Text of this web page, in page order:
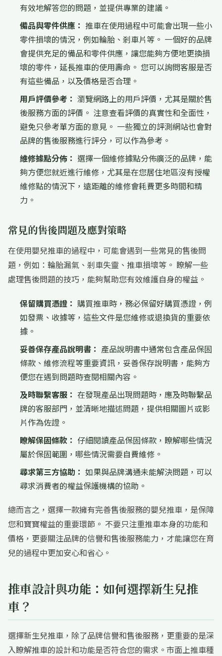
有效地解答您的問題，並提供專業的建議。
備品與零件供應： 推車在使用過程中可能會出現一些小
零件損壞的情況，例如輪胎、剎車片等。 一個好的品牌
會提供充足的備品和零件供應，讓您能夠方便地更換損
壞的零件，延長推車的使用壽命。 您可以詢問客服是否
有這些備品，以及價格是否合理。
用戶評價參考： 瀏覽網路上的用戶評價，尤其是關於售
後服務方面的評價。 注意查看評價的真實性和全面性，
避免只參考單方面的意見。 一些獨立的評測網站也會對
品牌的售後服務進行評分，可以作為參考。
維修據點分佈： 選擇一個維修據點分佈廣泛的品牌，能
夠方便您就近進行維修，尤其是在您居住地區沒有授權
維修點的情況下，遠距離的維修會耗費更多時間和精
力。
常見的售後問題及應對策略
在使用嬰兒推車的過程中，可能會遇到一些常見的售後問
題，例如：輪胎漏氣、剎車失靈、推車損壞等。 瞭解一些
處理售後問題的技巧，能夠幫助您有效維護自身的權益。
保留購買憑證： 購買推車時，務必保留好購買憑證，例
如發票、收據等，這些文件是您維修或退換貨的重要依
據。
妥善保存產品說明書： 產品說明書中通常包含產品保固
條款、維修流程等重要資訊，妥善保存說明書，能夠方
便您在遇到問題時查閱相關內容。
及時聯繫客服： 在發現產品出現問題時，應及時聯繫品
牌的客服部門，並清晰地描述問題，提供相關圖片或影
片作為佐證。
瞭解保固條款： 仔細閱讀產品保固條款，瞭解哪些情況
屬於保固範圍，哪些情況需要自費維修。
尋求第三方協助： 如果與品牌溝通未能解決問題，可以
尋求消費者的權益保護機構的協助。
總而言之，選擇一款擁有完善售後服務的嬰兒推車，是保障
您和寶寶權益的重要環節。 不要只注重推車本身的功能和
價格，更要關注品牌的信譽和售後服務能力，才能讓您在育
兒的過程中更加安心和省心。
推車設計與功能：如何選擇新生兒推
車？
選擇新生兒推車，除了品牌信譽和售後服務，更重要的是深
入瞭解推車的設計和功能是否符合您的需求。市面上推車種